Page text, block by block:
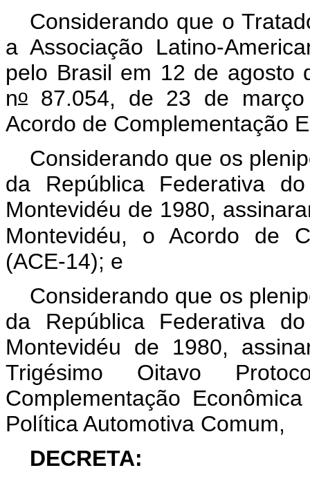
Considerando que o
a Associação Latino-
pelo Brasil em 12 de agosto
no 87.054, de 23 de
Acordo de Complementação
Considerando que os
da República Federativa
Montevidéu de 1980,
Montevidéu, o Acordo de
(ACE-14); e
Considerando que os
da República Federativa
Montevidéu de 1980,
Trigésimo Oitavo
Complementação
Política Automotiva Comum,
DECRETA: